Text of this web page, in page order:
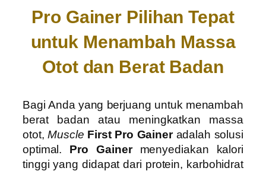
Pro Gainer Pilihan Tepat
untuk Menambah Massa
Otot dan Berat Badan
Bagi Anda yang berjuang untuk menambah
berat badan atau meningkatkan massa
otot,Muscle First Pro Gaineradalah solusi
optimal. Pro Gainermenyediakan kalori
tinggi yang didapat dari protein, karbohidrat